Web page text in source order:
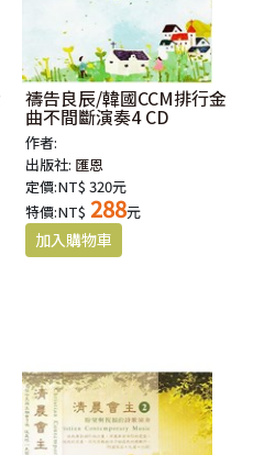
禱告良辰/韓國CCM排行金
曲不間斷演奏4 CD
作者:
出版社: 匯恩
定價:NT$ 320元
特價:NT$ 288元